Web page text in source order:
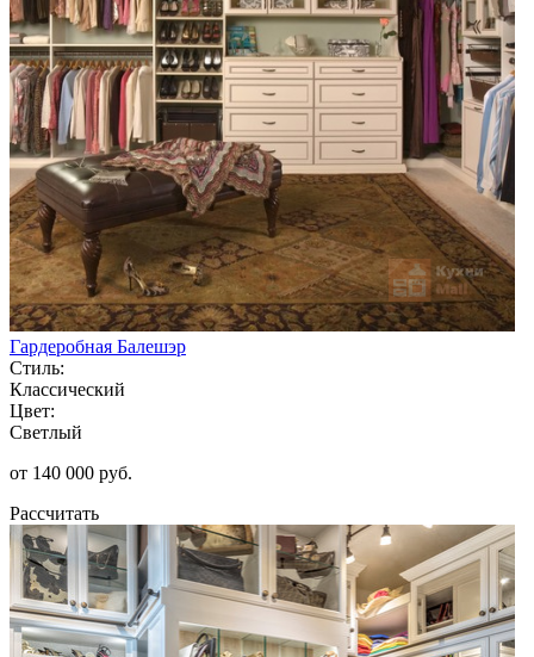
Гардеробная Балешэр
Стиль:
Классический
Цвет:
Светлый
от 140 000 руб.
Рассчитать